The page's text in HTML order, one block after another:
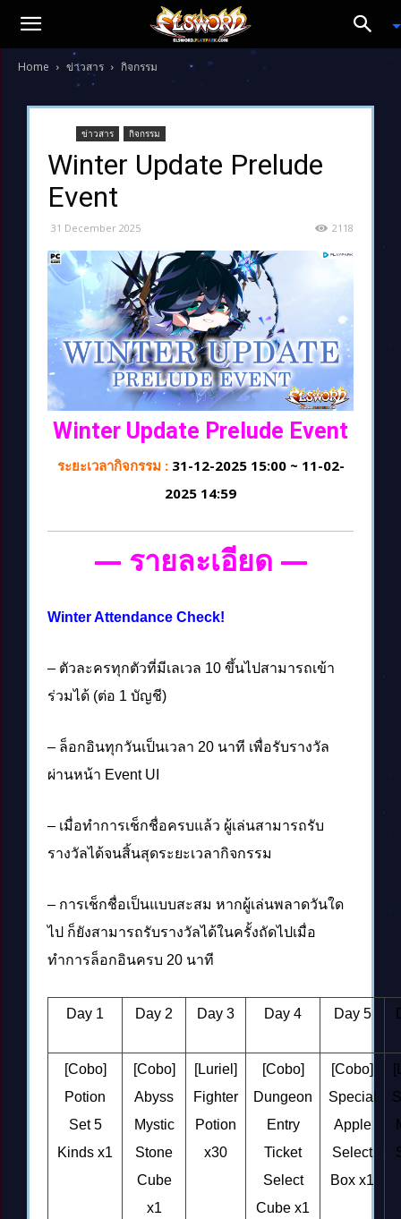
Home ข่าวสาร กิจกรรม
ข่าวสาร กิจกรรม
Winter Update Prelude
Event
31 December 2025 2118
Winter Update Prelude Event
ระยะเวลากิจกรรม : 31-12-2025 15:00 ~ 11-02-
2025 14:59
— รายละเอียด —
Winter Attendance Check!
– ตัวละครทุกตัวที่มีเลเวล 10 ขึ้นไปสามารถเข้า
ร่วมได้ (ต่อ 1 บัญชี)
– ล็อกอินทุกวันเป็นเวลา 20 นาที เพื่อรับรางวัล
ผ่านหน้า Event UI
– เมื่อทำการเช็กชื่อครบแล้ว ผู้เล่นสามารถรับ
รางวัลได้จนสิ้นสุดระยะเวลากิจกรรม
– การเช็กชื่อเป็นแบบสะสม หากผู้เล่นพลาดวันใด
ไป ก็ยังสามารถรับรางวัลได้ในครั้งถัดไปเมื่อ
ทำการล็อกอินครบ 20 นาที
Day 1 Day 2 Day 3 Day 4 Day 5
[Cobo]
Potion
Set 5
Kinds x1
[Cobo]
Abyss
Mystic
Stone
Cube
x1
[Luriel]
Fighter
Potion
x30
[Cobo]
Dungeon
Entry
Ticket
Select
Cube x1
[Cobo]
Special
Apple
Select
Box x1